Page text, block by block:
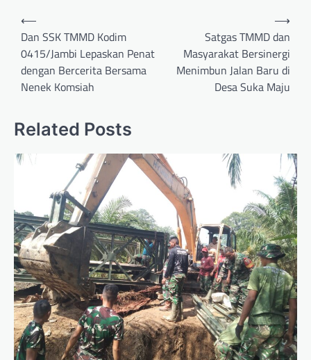
⟵
Dan SSK TMMD Kodim
0415/Jambi Lepaskan Penat
dengan Bercerita Bersama
Nenek Komsiah
Satgas TMMD dan
Masyarakat Bersinergi
Menimbun Jalan Baru di
Desa Suka Maju
⟶
Related Posts